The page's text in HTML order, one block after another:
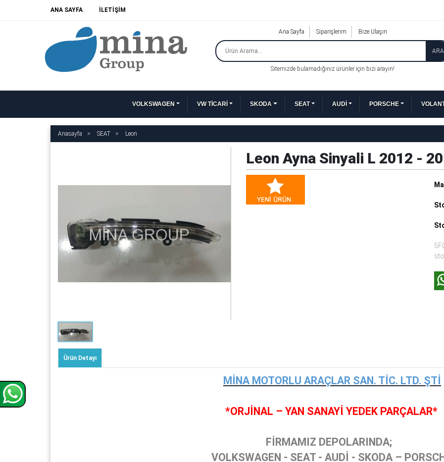
ANA SAYFA İLETİŞİM
Ana Sayfa Siparişlerim Bize Ulaşın
ARA
Sitemizde bulamadığınız ürünler için bizi arayın!
VOLKSWAGEN VW TİCARİ SKODA SEAT AUDİ PORSCHE
Anasayfa SEAT Leon
Leon Ayna Sinyali L 2012 -
Ürün Detayı
MİNA MOTORLU ARAÇLAR SAN. TİC. LTD. ŞTİ
*ORJİNAL – YAN SANAYİ YEDEK PARÇALAR*
FİRMAMIZ DEPOLARINDA;
VOLKSWAGEN - SEAT - AUDİ - SKODA –